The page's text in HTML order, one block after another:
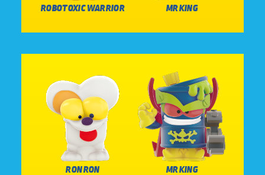
ROBOTOXIC WARRIOR MR KING
RON RON MR KING